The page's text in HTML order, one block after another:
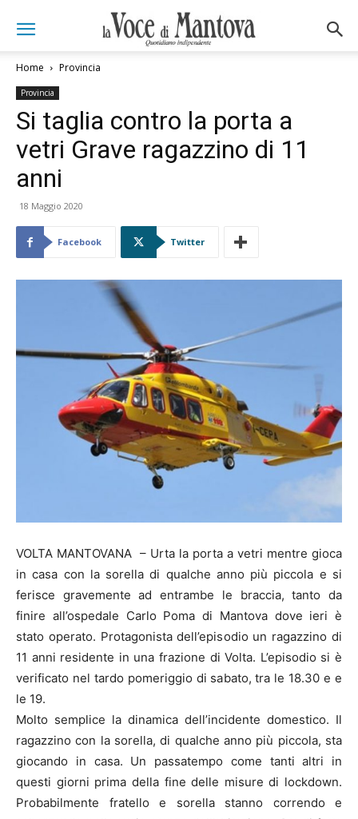
Home Provincia
Provincia
Si taglia contro la porta a
vetri Grave ragazzino di 11
anni
18 Maggio 2020
Facebook Twitter
VOLTA MANTOVANA – Urta la porta a vetri mentre gioca
in casa con la sorella di qualche anno più piccola e si
ferisce gravemente ad entrambe le braccia, tanto da
finire all’ospedale Carlo Poma di Mantova dove ieri è
stato operato. Protagonista dell’episodio un ragazzino di
11 anni residente in una frazione di Volta. L’episodio si è
verificato nel tardo pomeriggio di sabato, tra le 18.30 e e
le 19.
Molto semplice la dinamica dell’incidente domestico. Il
ragazzino con la sorella, di qualche anno più piccola, sta
giocando in casa. Un passatempo come tanti altri in
questi giorni prima della fine delle misure di lockdown.
Probabilmente fratello e sorella stanno correndo e